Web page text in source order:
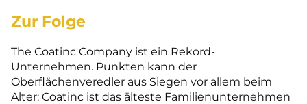
Zur Folge
The Coatinc Company ist ein Rekord-
Unternehmen. Punkten kann der
Oberflächenveredler aus Siegen vor allem beim
Alter: Coatinc ist das älteste Familienunternehmen